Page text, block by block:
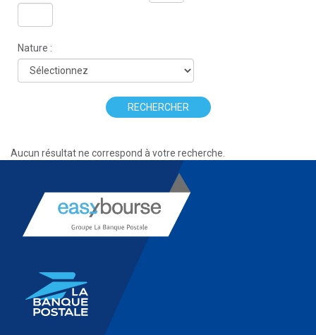
Nature :
RECHERCHER
Aucun résultat ne correspond à votre recherche.